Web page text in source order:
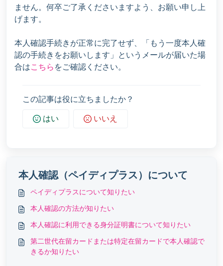
ません。何卒ご了承くださいますよう、お願い申し上
げます。
本人確認手続きが正常に完了せず、「もう一度本人確
認の手続きをお願いします」というメールが届いた場
合はこちら をご確認ください。
この記事は役に立ちましたか？
はい いいえ
本人確認（ペイディプラス）について
ペイディプラスについて知りたい
本人確認の方法が知りたい
本人確認に利用できる身分証明書について知りたい
第二世代在留カードまたは特定在留カードで本人確認で
きるか知りたい